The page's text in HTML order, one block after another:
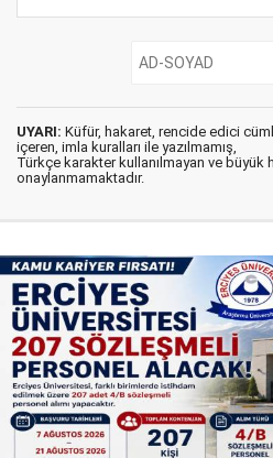
UYARI: Küfür, hakaret, rencide edici
içeren, imla kuralları ile yazılmamış,
Türkçe karakter kullanılmayan ve büyük
onaylanmamaktadır.